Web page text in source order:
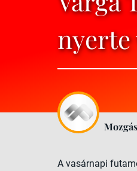
A vasárnapi